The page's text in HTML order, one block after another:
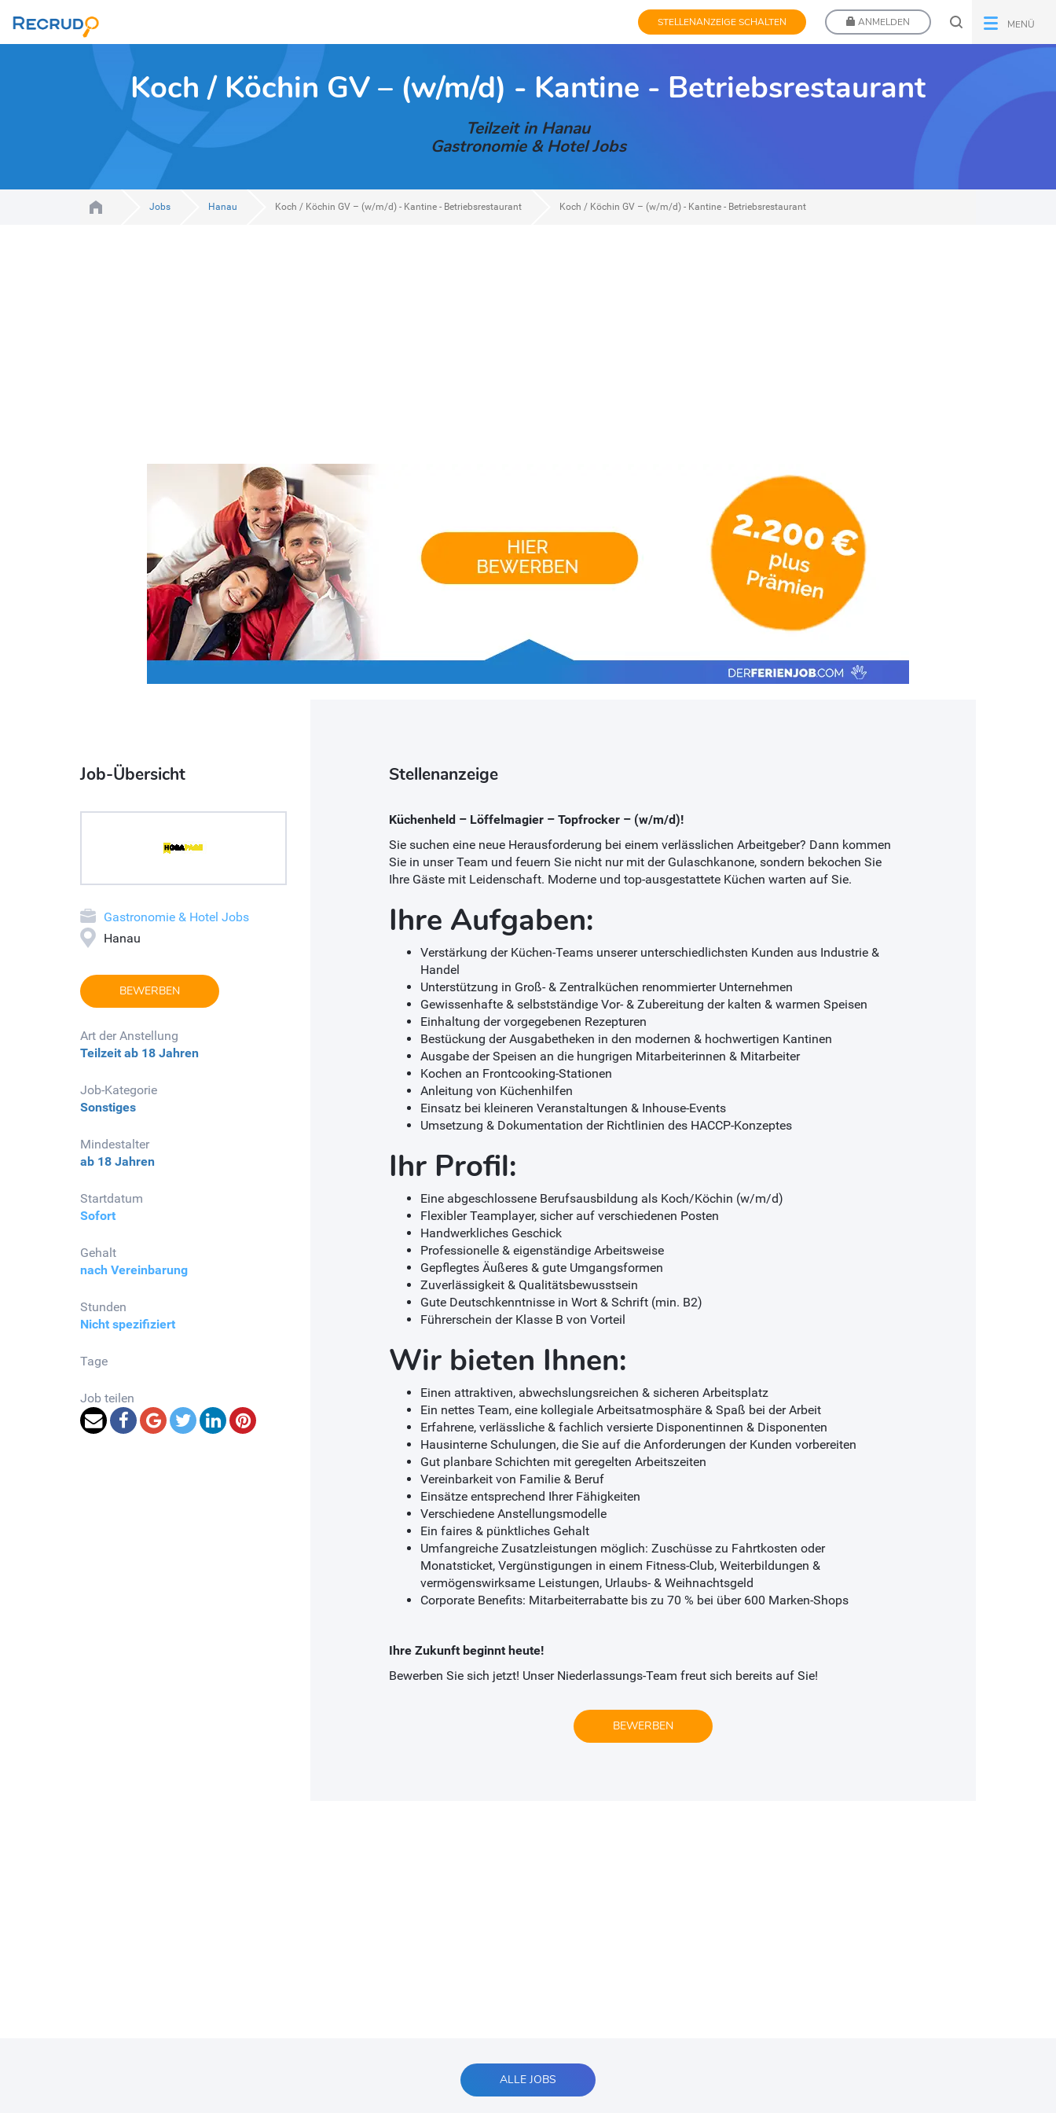
STELLENANZEIGE SCHALTEN ANMELDEN MENÜ
Koch / Köchin GV – (w/m/d) - Kantine - Betriebsrestaurant
Teilzeit in Hanau
Gastronomie & Hotel Jobs
Jobs Hanau Koch / Köchin GV – (w/m/d) - Kantine - Betriebsrestaurant Koch / Köchin GV – (w/m/d) - Kantine - Betriebsrestaurant
Job-Übersicht
Gastronomie & Hotel Jobs
Hanau
BEWERBEN
Art der Anstellung
Teilzeit ab 18 Jahren
Job-Kategorie
Sonstiges
Mindestalter
ab 18 Jahren
Startdatum
Sofort
Gehalt
nach Vereinbarung
Stunden
Nicht spezifiziert
Tage
Job teilen
Stellenanzeige
Küchenheld – Löffelmagier – Topfrocker – (w/m/d)!
Sie suchen eine neue Herausforderung bei einem verlässlichen Arbeitgeber? Dann kommen
Sie in unser Team und feuern Sie nicht nur mit der Gulaschkanone, sondern bekochen Sie
Ihre Gäste mit Leidenschaft. Moderne und top-ausgestattete Küchen warten auf Sie.
Ihre Aufgaben:
Verstärkung der Küchen-Teams unserer unterschiedlichsten Kunden aus Industrie &
Handel
Unterstützung in Groß- & Zentralküchen renommierter Unternehmen
Gewissenhafte & selbstständige Vor- & Zubereitung der kalten & warmen Speisen
Einhaltung der vorgegebenen Rezepturen
Bestückung der Ausgabetheken in den modernen & hochwertigen Kantinen
Ausgabe der Speisen an die hungrigen Mitarbeiterinnen & Mitarbeiter
Kochen an Frontcooking-Stationen
Anleitung von Küchenhilfen
Einsatz bei kleineren Veranstaltungen & Inhouse-Events
Umsetzung & Dokumentation der Richtlinien des HACCP-Konzeptes
Ihr Profil:
Eine abgeschlossene Berufsausbildung als Koch/Köchin (w/m/d)
Flexibler Teamplayer, sicher auf verschiedenen Posten
Handwerkliches Geschick
Professionelle & eigenständige Arbeitsweise
Gepflegtes Äußeres & gute Umgangsformen
Zuverlässigkeit & Qualitätsbewusstsein
Gute Deutschkenntnisse in Wort & Schrift (min. B2)
Führerschein der Klasse B von Vorteil
Wir bieten Ihnen:
Einen attraktiven, abwechslungsreichen & sicheren Arbeitsplatz
Ein nettes Team, eine kollegiale Arbeitsatmosphäre & Spaß bei der Arbeit
Erfahrene, verlässliche & fachlich versierte Disponentinnen & Disponenten
Hausinterne Schulungen, die Sie auf die Anforderungen der Kunden vorbereiten
Gut planbare Schichten mit geregelten Arbeitszeiten
Vereinbarkeit von Familie & Beruf
Einsätze entsprechend Ihrer Fähigkeiten
Verschiedene Anstellungsmodelle
Ein faires & pünktliches Gehalt
Umfangreiche Zusatzleistungen möglich: Zuschüsse zu Fahrtkosten oder
Monatsticket, Vergünstigungen in einem Fitness-Club, Weiterbildungen &
vermögenswirksame Leistungen, Urlaubs- & Weihnachtsgeld
Corporate Benefits: Mitarbeiterrabatte bis zu 70 % bei über 600 Marken-Shops
Ihre Zukunft beginnt heute!
Bewerben Sie sich jetzt! Unser Niederlassungs-Team freut sich bereits auf Sie!
BEWERBEN
ALLE JOBS